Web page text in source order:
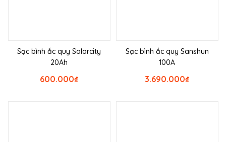
Sạc bình ắc quy Solarcity
20Ah
₫
600.000
Sạc bình ắc quy Sanshun
100A
₫
3.690.000